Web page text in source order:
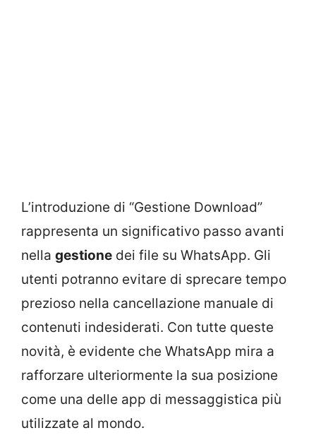
L’introduzione di “Gestione Download”
rappresenta un significativo passo avanti
nella gestione dei file su WhatsApp. Gli
utenti potranno evitare di sprecare tempo
prezioso nella cancellazione manuale di
contenuti indesiderati. Con tutte queste
novità, è evidente che WhatsApp mira a
rafforzare ulteriormente la sua posizione
come una delle app di messaggistica più
utilizzate al mondo.